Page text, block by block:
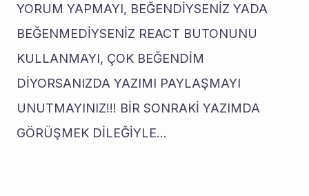
YORUM YAPMAYI, BEĞENDİYSENİZ YADA
BEĞENMEDİYSENİZ REACT BUTONUNU
KULLANMAYI, ÇOK BEĞENDİM
DİYORSANIZDA YAZIMI PAYLAŞMAYI
UNUTMAYINIZ!!! BİR SONRAKİ YAZIMDA
GÖRÜŞMEK DİLEĞİYLE...